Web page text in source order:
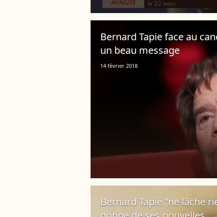
Bernard Tapie face au
un beau message
14 février 2018
Bernard Tapie "ne lâche